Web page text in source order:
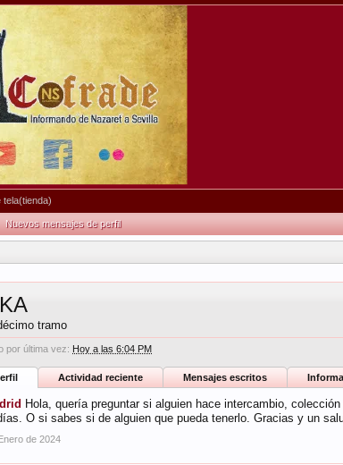
tramo
por última vez: Hoy a las 6:04 PM
Actividad reciente Mensajes escritos
Hola, quería preguntar si alguien hace intercambio,
O si sabes si de alguien que pueda tenerlo. Gracias y un
de 2024
Nuevos mensajes de perfil
tela(tienda)